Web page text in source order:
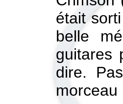
était
belle
guitares
dire.